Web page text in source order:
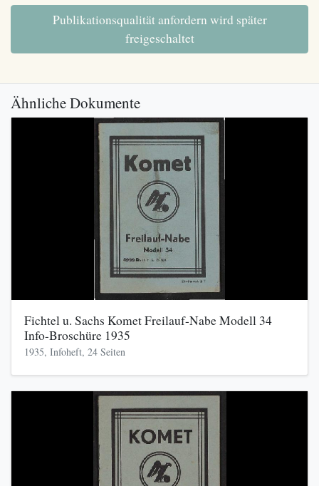
Publikationsqualität anfordern wird später
freigeschaltet
Ähnliche Dokumente
Fichtel u. Sachs Komet Freilauf-Nabe Modell 34
Info-Broschüre 1935
1935, Infoheft, 24 Seiten